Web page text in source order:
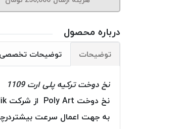
درباره محصول
توضیحات توضیحات تخصصی
نخ دوخت ترکیه پلی ارت 1109
به جهت اعمال سرعت